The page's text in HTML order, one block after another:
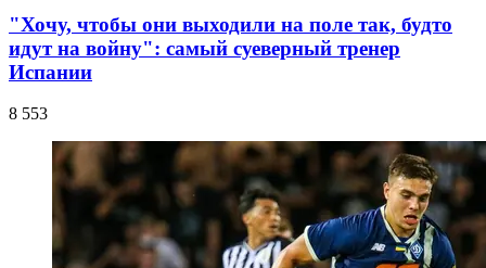
"Хочу, чтобы они выходили на поле так, будто
идут на войну": самый суеверный тренер
Испании
8 553